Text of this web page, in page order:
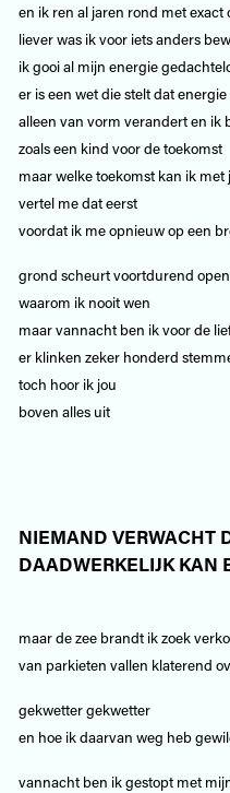
en ik ren al jaren rond met exact
liever was ik voor iets anders
ik gooi al mijn energie
er is een wet die stelt dat
alleen van vorm verandert en ik
zoals een kind voor de toekomst
maar welke toekomst kan ik met
vertel me dat eerst
voordat ik me opnieuw op een
grond scheurt voortdurend
waarom ik nooit wen
maar vannacht ben ik voor de
er klinken zeker honderd
toch hoor ik jou
boven alles uit
NIEMAND VERWACHT
DAADWERKELIJK KAN
maar de zee brandt ik zoek
van parkieten vallen klaterend
gekwetter gekwetter
en hoe ik daarvan weg heb
vannacht ben ik gestopt met